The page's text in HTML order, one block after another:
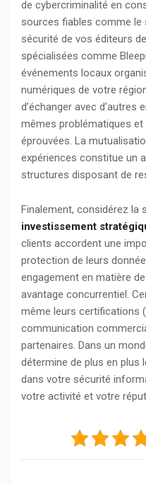
de cybercriminalité en
sources fiables comme le
sécurité de vos éditeurs
spécialisées comme
événements locaux
numériques de votre
d’échanger avec
mêmes problématiques
éprouvées. La
expériences constitue un
structures disposant de
Finalement, considérez la
investissement
clients accordent une
protection de leurs
engagement en matière
avantage concurrentiel.
même leurs certifications
communication
partenaires. Dans un
détermine de plus en plus
dans votre sécurité
votre activité et votre